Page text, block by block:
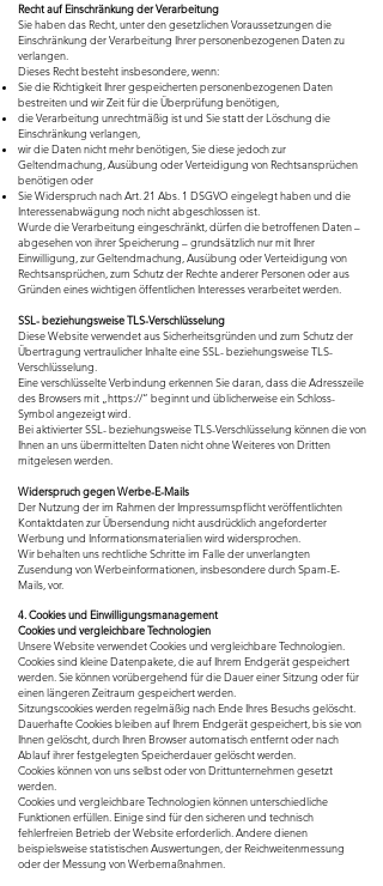
Recht auf Einschränkung der Verarbeitung
Sie haben das Recht, unter den gesetzlichen Voraussetzungen die
Einschränkung der Verarbeitung Ihrer personenbezogenen Daten zu
verlangen.
Dieses Recht besteht insbesondere, wenn:
Sie die Richtigkeit Ihrer gespeicherten personenbezogenen Daten
bestreiten und wir Zeit für die Überprüfung benötigen,
die Verarbeitung unrechtmäßig ist und Sie statt der Löschung die
Einschränkung verlangen,
wir die Daten nicht mehr benötigen, Sie diese jedoch zur
Geltendmachung, Ausübung oder Verteidigung von Rechtsansprüchen
benötigen oder
Sie Widerspruch nach Art. 21 Abs. 1 DSGVO eingelegt haben und die
Interessenabwägung noch nicht abgeschlossen ist.
Wurde die Verarbeitung eingeschränkt, dürfen die betroffenen Daten –
abgesehen von ihrer Speicherung – grundsätzlich nur mit Ihrer
Einwilligung, zur Geltendmachung, Ausübung oder Verteidigung von
Rechtsansprüchen, zum Schutz der Rechte anderer Personen oder aus
Gründen eines wichtigen öffentlichen Interesses verarbeitet werden.
SSL- beziehungsweise TLS-Verschlüsselung
Diese Website verwendet aus Sicherheitsgründen und zum Schutz der
Übertragung vertraulicher Inhalte eine SSL- beziehungsweise TLS-
Verschlüsselung.
Eine verschlüsselte Verbindung erkennen Sie daran, dass die Adresszeile
des Browsers mit „https://“ beginnt und üblicherweise ein Schloss-
Symbol angezeigt wird.
Bei aktivierter SSL- beziehungsweise TLS-Verschlüsselung können die von
Ihnen an uns übermittelten Daten nicht ohne Weiteres von Dritten
mitgelesen werden.
Widerspruch gegen Werbe-E-Mails
Der Nutzung der im Rahmen der Impressumspflicht veröffentlichten
Kontaktdaten zur Übersendung nicht ausdrücklich angeforderter
Werbung und Informationsmaterialien wird widersprochen.
Wir behalten uns rechtliche Schritte im Falle der unverlangten
Zusendung von Werbeinformationen, insbesondere durch Spam-E-
Mails, vor.
4. Cookies und Einwilligungsmanagement
Cookies und vergleichbare Technologien
Unsere Website verwendet Cookies und vergleichbare Technologien.
Cookies sind kleine Datenpakete, die auf Ihrem Endgerät gespeichert
werden. Sie können vorübergehend für die Dauer einer Sitzung oder für
einen längeren Zeitraum gespeichert werden.
Sitzungscookies werden regelmäßig nach Ende Ihres Besuchs gelöscht.
Dauerhafte Cookies bleiben auf Ihrem Endgerät gespeichert, bis sie von
Ihnen gelöscht, durch Ihren Browser automatisch entfernt oder nach
Ablauf ihrer festgelegten Speicherdauer gelöscht werden.
Cookies können von uns selbst oder von Drittunternehmen gesetzt
werden.
Cookies und vergleichbare Technologien können unterschiedliche
Funktionen erfüllen. Einige sind für den sicheren und technisch
fehlerfreien Betrieb der Website erforderlich. Andere dienen
beispielsweise statistischen Auswertungen, der Reichweitenmessung
oder der Messung von Werbemaßnahmen.